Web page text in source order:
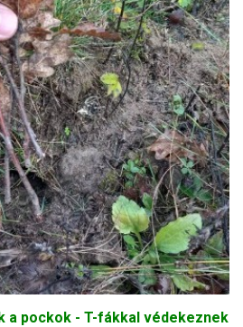
a pockok - T-fákkal védekeznek